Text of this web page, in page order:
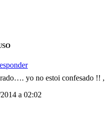
yo no estoi confesado !! ,
a 02:02